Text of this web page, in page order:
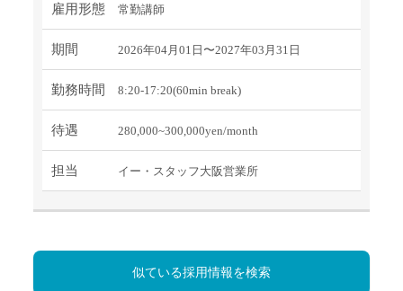
雇用形態 常勤講師
期間 2026年04月01日〜2027年03月31日
勤務時間 8:20-17:20(60min break)
待遇 280,000~300,000yen/month
担当 イー・スタッフ大阪営業所
似ている採用情報を検索